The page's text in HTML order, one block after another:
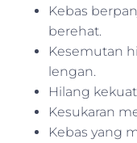
Kebas
berehat.
Kesemutan
lengan.
Hilang
Kesukaran
Kebas yang